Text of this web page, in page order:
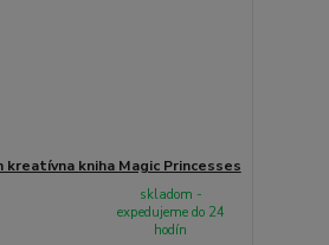
kreatívna kniha Magic Princesses
skladom -
expedujeme do 24
hodín